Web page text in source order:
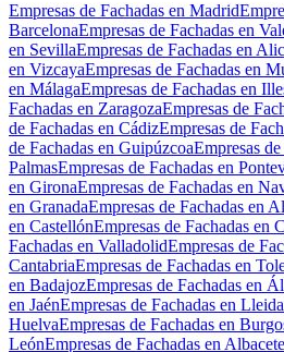
Empresas de Fachadas en Madrid
BarcelonaEmpresas de Fachadas en
en SevillaEmpresas de Fachadas en
en VizcayaEmpresas de Fachadas en
en MálagaEmpresas de Fachadas en
Fachadas en ZaragozaEmpresas de
de Fachadas en CádizEmpresas de
de Fachadas en GuipúzcoaEmpresas
PalmasEmpresas de Fachadas en
en GironaEmpresas de Fachadas en
en GranadaEmpresas de Fachadas en
en CastellónEmpresas de Fachadas en
Fachadas en ValladolidEmpresas de
CantabriaEmpresas de Fachadas en
en BadajozEmpresas de Fachadas en
en JaénEmpresas de Fachadas en Lleida
HuelvaEmpresas de Fachadas en
LeónEmpresas de Fachadas en Albacete